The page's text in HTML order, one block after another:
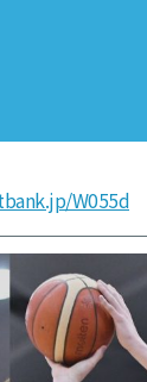
W055d